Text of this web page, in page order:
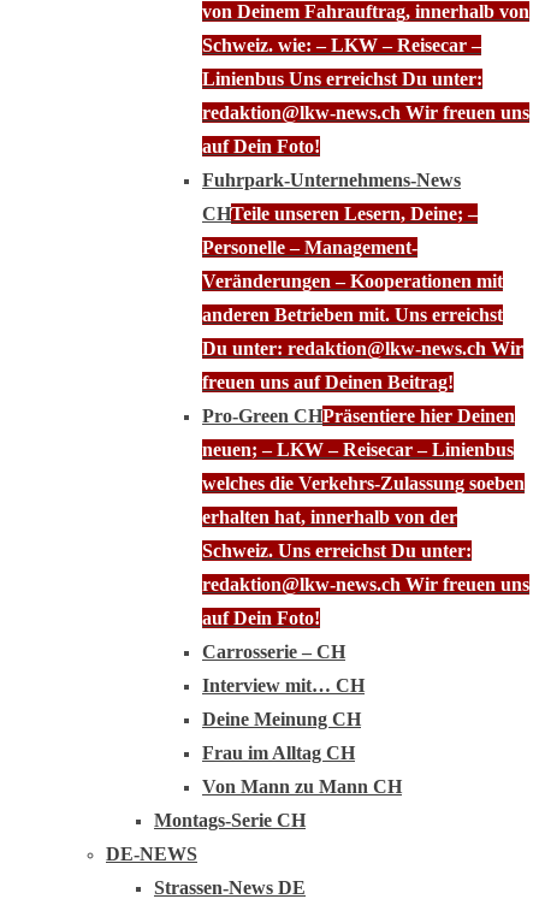
von Deinem Fahrauftrag, innerhalb von
Schweiz. wie: – LKW – Reisecar –
Linienbus Uns erreichst Du unter:
redaktion@lkw-news.ch Wir freuen uns
auf Dein Foto!
Fuhrpark-Unternehmens-News
CHTeile unseren Lesern, Deine; –
Personelle – Management-
Veränderungen – Kooperationen mit
anderen Betrieben mit. Uns erreichst
Du unter: redaktion@lkw-news.ch Wir
freuen uns auf Deinen Beitrag!
Pro-Green CHPräsentiere hier Deinen
neuen; – LKW – Reisecar – Linienbus
welches die Verkehrs-Zulassung soeben
erhalten hat, innerhalb von der
Schweiz. Uns erreichst Du unter:
redaktion@lkw-news.ch Wir freuen uns
auf Dein Foto!
Carrosserie – CH
Interview mit… CH
Deine Meinung CH
Frau im Alltag CH
Von Mann zu Mann CH
Montags-Serie CH
DE-NEWS
Strassen-News DE